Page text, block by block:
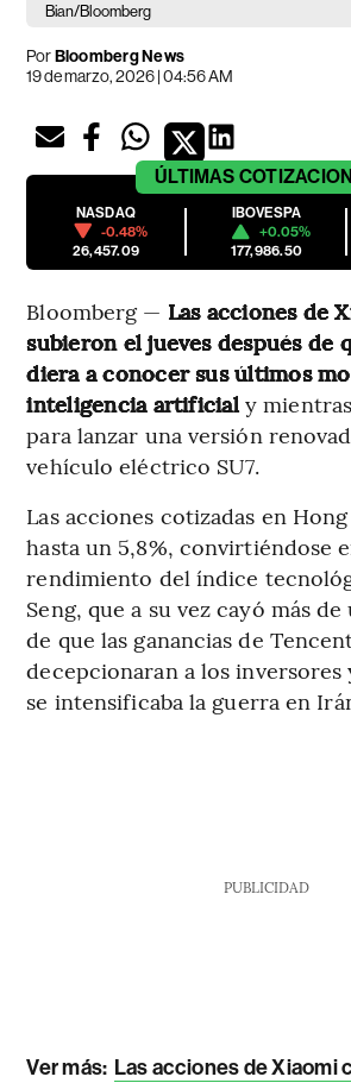
Bian/Bloomberg
PorBloomberg News
19 de marzo, 2026 | 04:56 AM
ÚLTIMAS
NASDAQ
-0.48%
26,457.09
IBOVESPA
+0.05%
177,986.50
Bloomberg — Las acciones de
subieron el jueves después de
diera a conocer sus últimos
inteligencia artificialy
para lanzar una versión
vehículo eléctrico SU7.
Las acciones cotizadas en
hasta un 5,8%, convirtiéndose
rendimiento del índice
Seng, que a su vez cayó más
de que las ganancias de
decepcionaran a los inversores
se intensificaba la guerra en
PUBLICIDAD
Ver más: Las acciones de Xiaomi